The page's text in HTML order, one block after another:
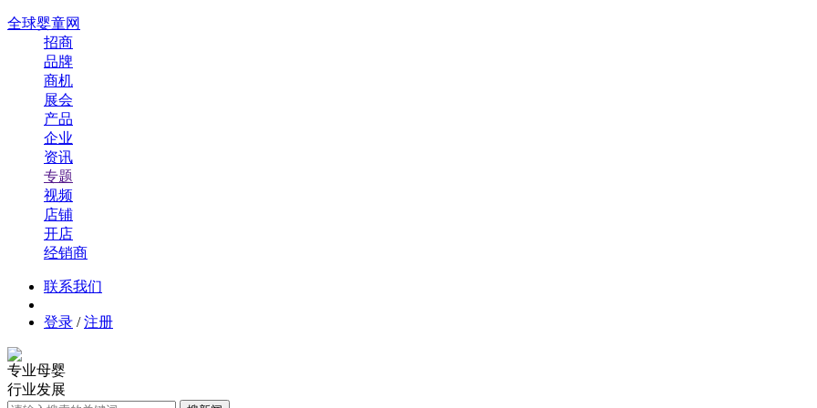
全球婴童网
招商
品牌
商机
展会
产品
企业
资讯
专题
视频
店铺
开店
经销商
联系我们
登录 /注册
专业母婴
行业发展